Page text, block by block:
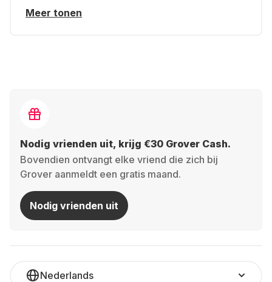
Meer tonen
Nodig vrienden uit, krijg €30 Grover Cash.
Bovendien ontvangt elke vriend die zich bij
Grover aanmeldt een gratis maand.
Nodig vrienden uit
Nederlands